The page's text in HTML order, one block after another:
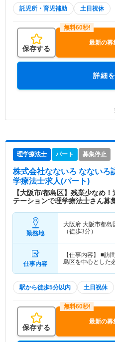
託児所・育児補助 土日祝休
保存する
最新の募
詳細
理学療法士 パート 募集停止
株式会社なないろ なないろ
学療法士求人(パート)
【大阪市/都島区】残業少なめ
テーションで理学療法士さん募
勤務地
大阪府 大阪市都島
（徒歩3分）
仕事内容
【仕事内容】 ■訪
島区を中心とした
駅から徒歩5分以内 土日祝休
保存する
最新の募